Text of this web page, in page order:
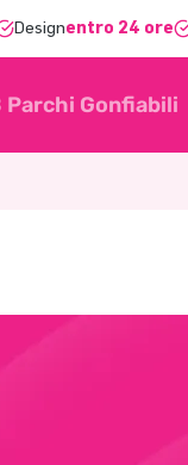
Designentro 24 ore
Parchi Gonfiabili